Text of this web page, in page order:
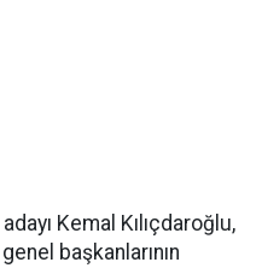
Kemal Kılıçdaroğlu,
başkanlarının